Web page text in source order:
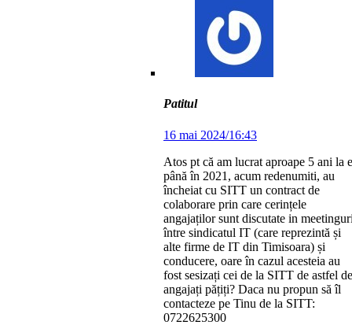
Patitul
16 mai 2024/16:43
Atos pt că am lucrat aproape 5 ani la
până în 2021, acum redenumiti, au
încheiat cu SITT un contract de
colaborare prin care cerințele
angajaților sunt discutate in
între sindicatul IT (care reprezintă și
alte firme de IT din Timisoara) și
conducere, oare în cazul acesteia au
fost sesizați cei de la SITT de astfel de
angajați pățiți? Daca nu propun să îl
contacteze pe Tinu de la SITT:
0722625300